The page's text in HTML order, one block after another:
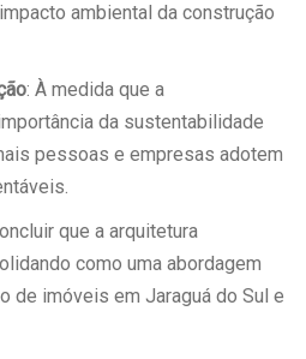
ambiental da construção
: À medida que a
da sustentabilidade
pessoas e empresas adotem
que a arquitetura
como uma abordagem
de imóveis em Jaraguá do Sul e